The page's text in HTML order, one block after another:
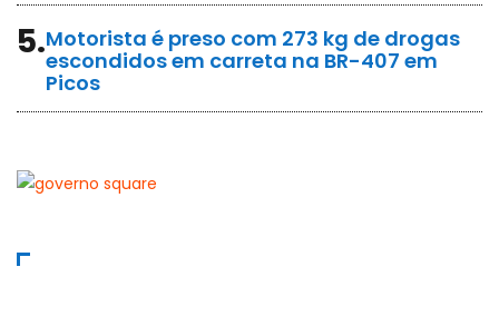
5.Motorista é preso com 273 kg de drogas
escondidos em carreta na BR-407 em
Picos